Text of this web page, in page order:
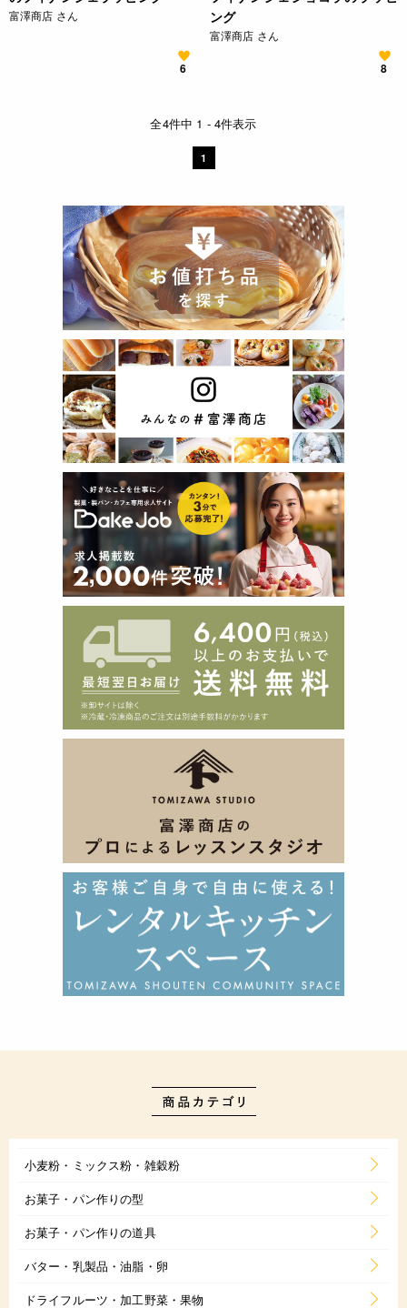
富澤商店 さん
6
ング
富澤商店 さん
8
全4件中 1 - 4件表示
1
小麦粉・ミックス粉・雑穀粉
お菓子・パン作りの型
お菓子・パン作りの道具
バター・乳製品・油脂・卵
ドライフルーツ・加工野菜・果物